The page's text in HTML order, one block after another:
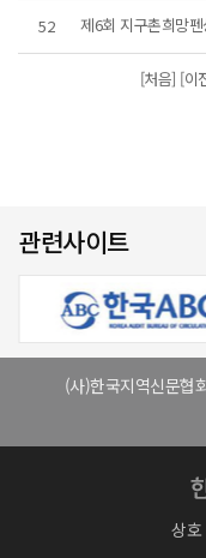
52
제6회 지구촌희망
[처음] [이
관련사이트
(사)한국지역신문협
상호